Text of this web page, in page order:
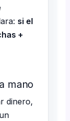
si el
+
mano
dinero,